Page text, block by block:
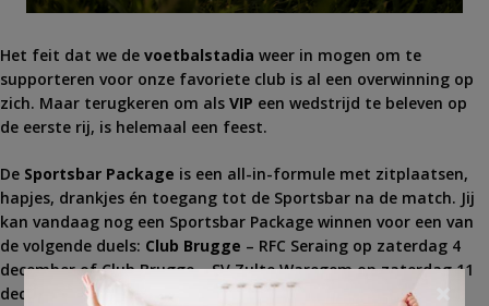
Het feit dat we de voetbalstadia weer in mogen om te
supporteren voor onze favoriete club is al een overwinning op
zich. Maar terugkeren om als VIP een wedstrijd te beleven op
de eerste rij, is helemaal een feest.
De Sportsbar Package is een all-in-formule met zitplaatsen,
hapjes, drankjes én toegang tot de Sportsbar na de match. Jij
kan vandaag nog een Sportsbar Package winnen voor een van
de volgende duels: Club Brugge – RFC Seraing op zaterdag 4
december of Club Brugge – SV Zulte Waregem op zaterdag 11
december.